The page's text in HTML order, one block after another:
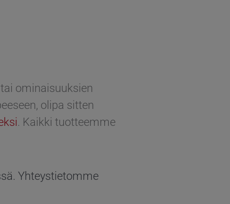
ominaisuuksien
olipa sitten
. Kaikki tuotteemme
Yhteystietomme